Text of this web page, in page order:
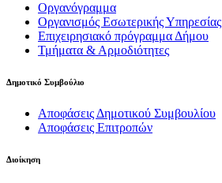
Οργανόγραμμα
Οργανισμός Εσωτερικής Υπηρεσίας
Επιχειρησιακό πρόγραμμα Δήμου
Τμήματα & Αρμοδιότητες
Δημοτικό Συμβούλιο
Αποφάσεις Δημοτικού Συμβουλίου
Αποφάσεις Επιτροπών
Διοίκηση